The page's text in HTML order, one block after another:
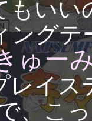
もいい
ング
ゅー
レイス
、こ